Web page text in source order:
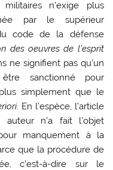
n’exige plus
par le supérieur
code de la défense
des oeuvres de l’esprit
ne signifient pas qu’un
sanctionné pour
simplement que le
. En l’espèce, l’article
n’a fait l’objet
manquement à la
que la procédure de
c’est-à-dire sur le